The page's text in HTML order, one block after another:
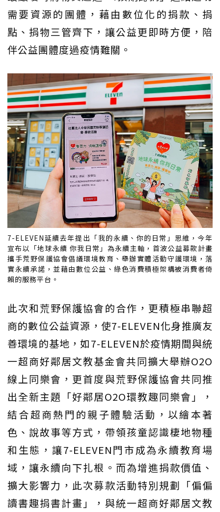
需要資源的團體，藉由數位化的捐款、捐
點、捐物三管齊下，讓公益更即時方便，陪
伴公益團體度過疫情難關。
7-ELEVEN延續去年提出「我的永續、你的日常」思維，今年
宣布以「地球永續 你我日常」為永續主軸，首波公益募款計畫
攜手荒野保護協會倡議環境教育、舉辦實體活動守護環境，落
實永續承諾，並藉由數位公益、綠色消費積極架構被消費者倚
賴的服務平台。
此次和荒野保護協會的合作，更積極串聯超
商的數位公益資源，使7-ELEVEN化身推廣友
善環境的基地，如7-ELEVEN於疫情期間與統
一超商好鄰居文教基金會共同擴大舉辦O2O
線上同樂會，更首度與荒野保護協會共同推
出全新主題「好鄰居O2O環教趣同樂會」，
結合超商熱門的親子體驗活動，以繪本著
色、說故事等方式，帶領孩童認識棲地物種
和生態，讓7-ELEVEN門市成為永續教育場
域，讓永續向下扎根。而為增進捐款價值、
擴大影響力，此次募款活動特別規劃「偏偏
讀書趣捐書計畫」，與統一超商好鄰居文教